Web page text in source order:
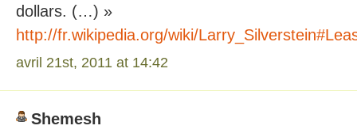
dollars. (…) »
http://fr.wikipedia.org/wiki/
avril 21st, 2011 at 14:42
Shemesh